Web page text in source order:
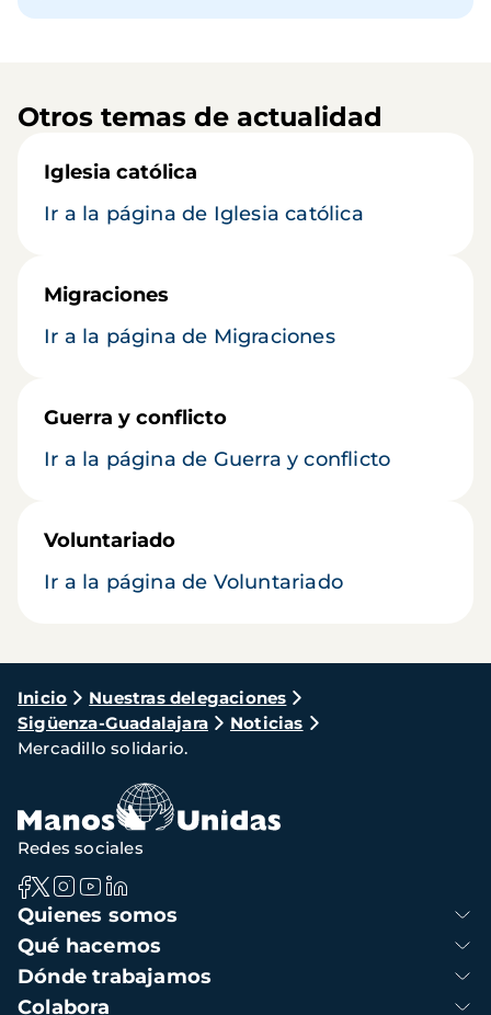
Otros temas de actualidad
Iglesia católica
Ir a la página de Iglesia católica
Migraciones
Ir a la página de Migraciones
Guerra y conflicto
Ir a la página de Guerra y conflicto
Voluntariado
Ir a la página de Voluntariado
Ruta
de
navegación
Inicio
Nuestras delegaciones
Sigüenza-Guadalajara
Noticias
Mercadillo solidario.
Navegación
principal
Quienes somos
Qué hacemos
Dónde trabajamos
Colabora
Redes sociales